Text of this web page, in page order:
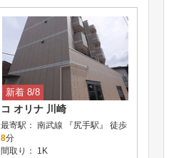
新着 8/8
コ オリナ 川崎
最寄駅： 南武線 『尻手駅』 徒歩
8分
間取り： 1K